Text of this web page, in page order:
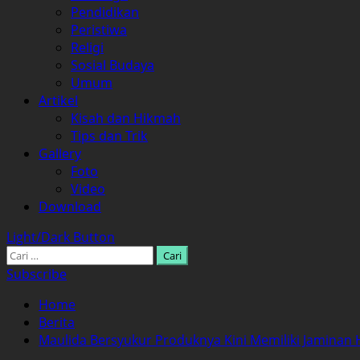
Pendidikan
Peristiwa
Religi
Sosial Budaya
Umum
Artikel
Kisah dan Hikmah
Tips dan Trik
Gallery
Foto
Video
Download
Light/Dark Button
Cari
untuk:
Subscribe
Home
Berita
Maulida Bersyukur Produknya Kini Memiliki Jaminan